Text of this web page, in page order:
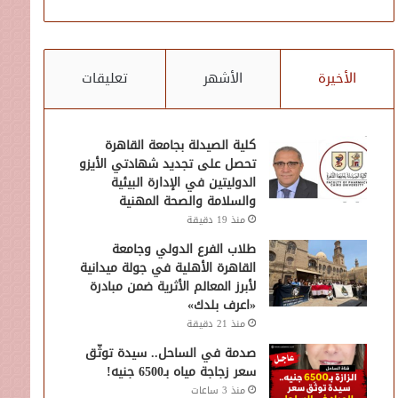
الأخيرة الأشهر تعليقات
كلية الصيدلة بجامعة القاهرة
تحصل على تجديد شهادتي الأيزو
الدوليتين في الإدارة البيئية
والسلامة والصحة المهنية
منذ 19 دقيقة
طلاب الفرع الدولي وجامعة
القاهرة الأهلية في جولة ميدانية
لأبرز المعالم الأثرية ضمن مبادرة
«اعرف بلدك»
منذ 21 دقيقة
صدمة في الساحل.. سيدة توثّق
سعر زجاجة مياه بـ6500 جنيه!
منذ 3 ساعات